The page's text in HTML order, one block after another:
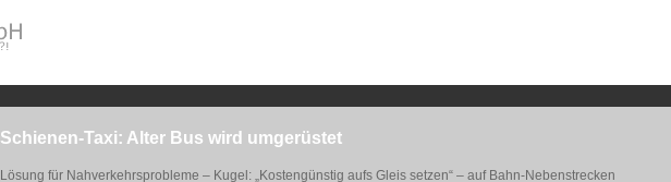
Schienen-Taxi: Alter Bus wird umgerüstet
Lösung für Nahverkehrsprobleme – Kugel: „Kostengünstig aufs Gleis setzen“ – auf Bahn-Nebenstrecken